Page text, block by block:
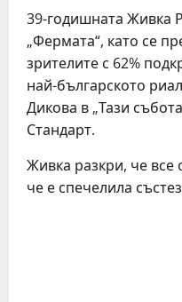
39-годишната Живка
„Фермата“, като се
зрителите с 62%
най-българското
Дикова в „Тази
Стандарт.
Живка разкри, че
че е спечелила